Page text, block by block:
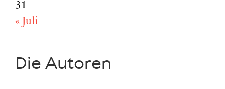
31
« Juli
Die Autoren